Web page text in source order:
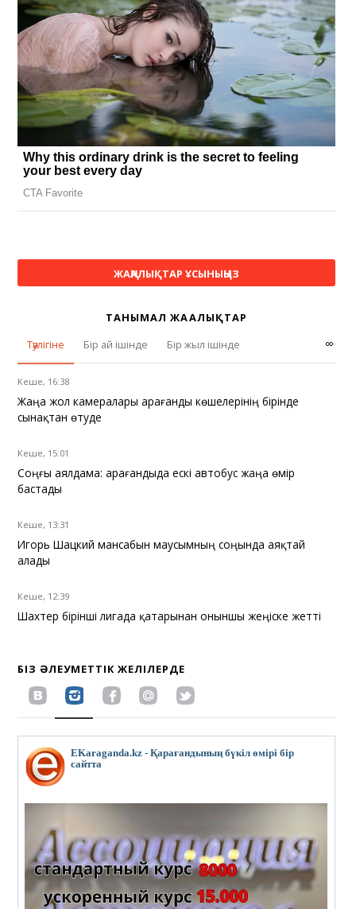
ЖАҢАЛЫҚТАР ҰСЫНЫҢЫЗ
ТАНЫМАЛ ЖАҢАЛЫҚТАР
Тәулігіне
Бір ай ішінде Бір жыл ішінде ∞
Кеше, 16:38
Жаңа жол камералары Қарағанды көшелерінің бірінде
сынақтан өтуде
Кеше, 15:01
Соңғы аялдама: Қарағандыда ескі автобус жаңа өмір
бастады
Кеше, 13:31
Игорь Шацкий мансабын маусымның соңында аяқтай
алады
Кеше, 12:39
Шахтер бірінші лигада қатарынан оныншы жеңіске жетті
БІЗ ӘЛЕУМЕТТІК ЖЕЛІЛЕРДЕ
EKaraganda.kz - Қарағандының бүкіл өмірі бір
сайтта